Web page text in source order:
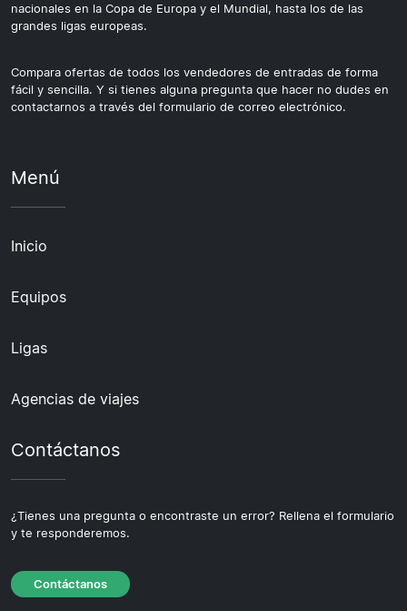
nacionales en la Copa de Europa y el Mundial, hasta los de las
grandes ligas europeas.
Compara ofertas de todos los vendedores de entradas de forma
fácil y sencilla. Y si tienes alguna pregunta que hacer no dudes en
contactarnos a través del formulario de correo electrónico.
Menú
Inicio
Equipos
Ligas
Agencias de viajes
Contáctanos
¿Tienes una pregunta o encontraste un error? Rellena el formulario
y te responderemos.
Contáctanos